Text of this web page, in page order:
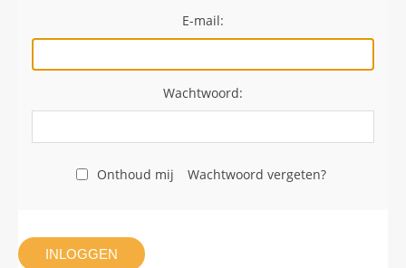
E-mail:
Wachtwoord:
Onthoud mij Wachtwoord vergeten?
INLOGGEN